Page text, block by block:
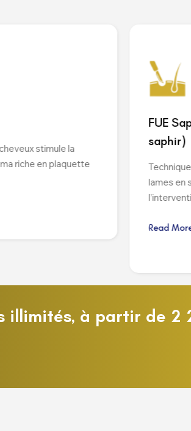
stimule la
riche en plaquette
FUE
saphir)
lames en
Read Mor
illimités, à partir de 2